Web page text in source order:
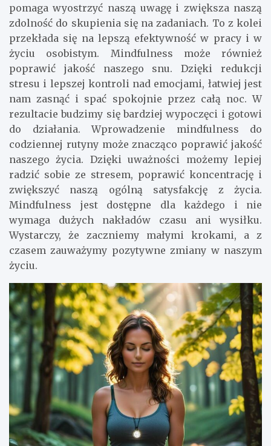
pomaga wyostrzyć naszą uwagę i zwiększa naszą
zdolność do skupienia się na zadaniach. To z kolei
przekłada się na lepszą efektywność w pracy i w
życiu osobistym. Mindfulness może również
poprawić jakość naszego snu. Dzięki redukcji
stresu i lepszej kontroli nad emocjami, łatwiej jest
nam zasnąć i spać spokojnie przez całą noc. W
rezultacie budzimy się bardziej wypoczęci i gotowi
do działania. Wprowadzenie mindfulness do
codziennej rutyny może znacząco poprawić jakość
naszego życia. Dzięki uważności możemy lepiej
radzić sobie ze stresem, poprawić koncentrację i
zwiększyć naszą ogólną satysfakcję z życia.
Mindfulness jest dostępne dla każdego i nie
wymaga dużych nakładów czasu ani wysiłku.
Wystarczy, że zaczniemy małymi krokami, a z
czasem zauważymy pozytywne zmiany w naszym
życiu.